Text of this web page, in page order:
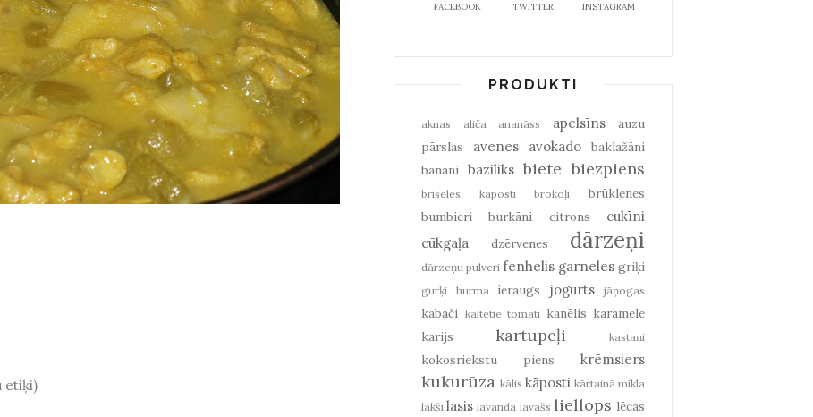
etiķi)
FACEBOOK TWITTER INSTAGRAM
PRODUKTI
aknas aliča ananāss apelsīns
auzu
pārslas
avenes avokado
baklažāni
banāni baziliks biete biezpiens
briseles kāposti brokoļi
brūklenes
bumbieri
burkāni citrons
cukīni
cūkgaļa
dzērvenes dārzeņi
dārzeņu pulveri fenhelis garneles griķi
gurķi hurma ieraugs jogurts jāņogas
kabači kaltētie tomāti kanēlis karamele
karijs
kartupeļi kastaņi
kokosriekstu piens krēmsiers
kukurūza kālis kāposti kārtainā mīkla
lakši lasis lavanda lavašs liellops lēcas